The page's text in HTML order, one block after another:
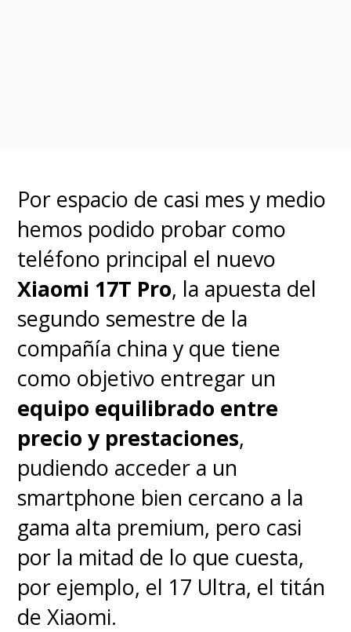
Además, la gestión de
notificaciones está muy pulida,
destacando la interacción con
aplicaciones fundamentales
Por espacio de casi mes y medio
hemos podido probar como
teléfono principal el nuevo
Xiaomi 17T Pro, la apuesta del
segundo semestre de la
compañía china y que tiene
como objetivo entregar un
equipo equilibrado entre
precio y prestaciones,
pudiendo acceder a un
smartphone bien cercano a la
gama alta premium, pero casi
por la mitad de lo que cuesta,
por ejemplo, el 17 Ultra, el titán
de Xiaomi.